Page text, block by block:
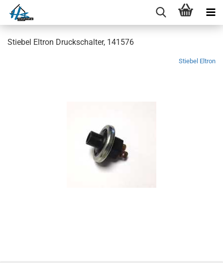
Stiebel Eltron Druckschalter, 141576
Stiebel Eltron